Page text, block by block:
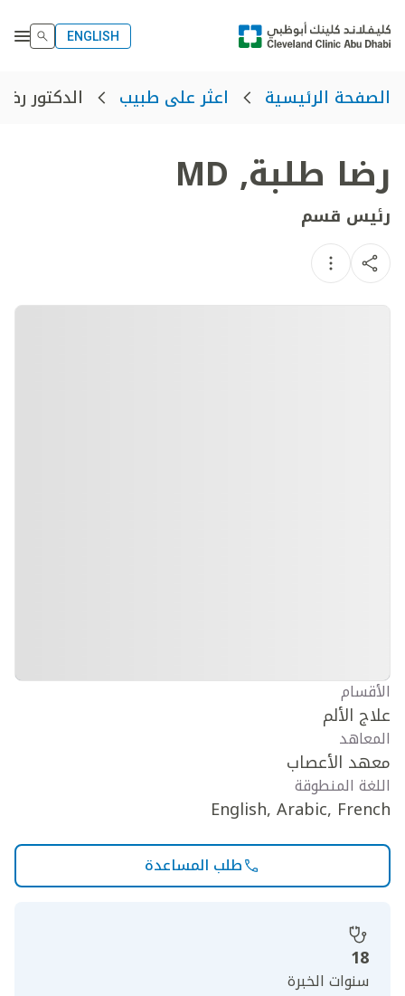
ENGLISH
الصفحة الرئيسية اعثر على طبيب الدكتور
رضا طلبة,
MD
رئيس قسم
الأقسام
علاج الألم
المعاهد
معهد الأعصاب
اللغة المنطوقة
English, Arabic, French
طلب المساعدة
18
سنوات الخبرة